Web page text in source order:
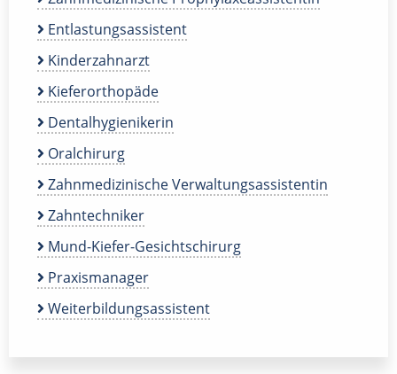
Entlastungsassistent
Kinderzahnarzt
Kieferorthopäde
Dentalhygienikerin
Oralchirurg
Zahnmedizinische Verwaltungsassistentin
Zahntechniker
Mund-Kiefer-Gesichtschirurg
Praxismanager
Weiterbildungsassistent